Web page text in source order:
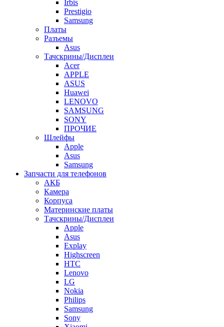
Irbis
Prestigio
Samsung
Платы
Разъемы
Asus
Тачскрины/Дисплеи
Acer
APPLE
ASUS
Huawei
LENOVO
SAMSUNG
SONY
ПРОЧИЕ
Шлейфы
Apple
Asus
Samsung
Запчасти для телефонов
АКБ
Камера
Корпуса
Материнские платы
Тачскрины/Дисплеи
Apple
Asus
Explay
Highscreen
HTC
Lenovo
LG
Nokia
Philips
Samsung
Sony